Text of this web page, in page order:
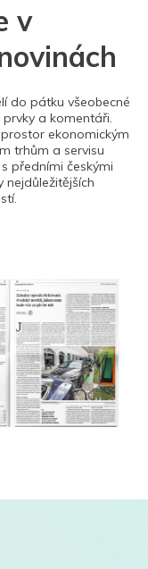
v
do pátku všeobecné
a komentáři.
ekonomickým
trhům a servisu
předními českými
nejdůležitějších